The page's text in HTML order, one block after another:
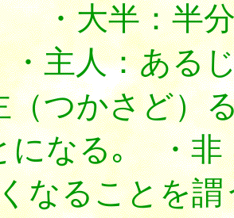
・大半：半
主人：ある
（つかさど）
になる｡ ・非
なることを